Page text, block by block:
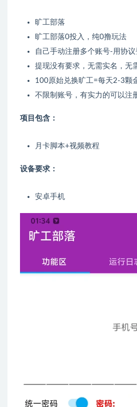
旷工部落
旷工部落0投入，纯0撸玩法
自己手动注册多个账号-用协
提现没有要求，无需实名，无
100原始兑换旷工=每天2-3颗
不限制账号，有实力的可以注
项目包含：
月卡脚本+视频教程
设备要求：
安卓手机